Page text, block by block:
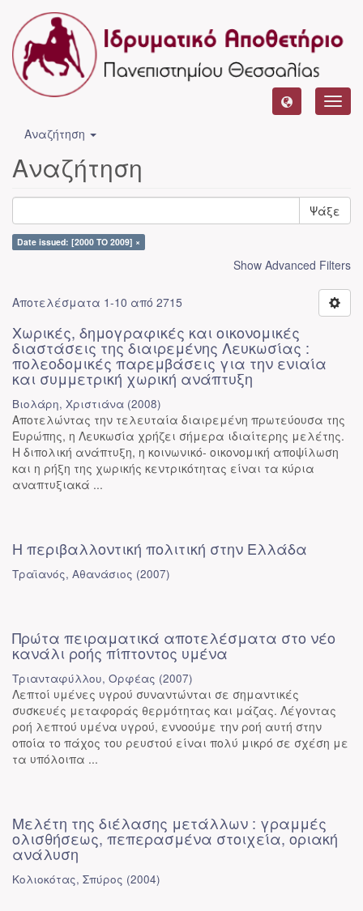
Αναζήτηση
Αναζήτηση
Ψάξε
Date issued: [2000 TO 2009] ×
Show Advanced Filters
Αποτελέσματα 1-10 από 2715
Χωρικές, δημογραφικές και οικονομικές
διαστάσεις της διαιρεμένης Λευκωσίας :
πολεοδομικές παρεμβάσεις για την ενιαία
και συμμετρική χωρική ανάπτυξη
Βιολάρη, Χριστιάνα (2008)
Αποτελώντας την τελευταία διαιρεμένη πρωτεύουσα της
Ευρώπης, η Λευκωσία χρήζει σήμερα ιδιαίτερης μελέτης.
Η διπολική ανάπτυξη, η κοινωνικό- οικονομική αποψίλωση
και η ρήξη της χωρικής κεντρικότητας είναι τα κύρια
αναπτυξιακά ...
Η περιβαλλοντική πολιτική στην Ελλάδα
Τραϊανός, Αθανάσιος (2007)
Πρώτα πειραματικά αποτελέσματα στο νέο
κανάλι ροής πίπτοντος υμένα
Τριανταφύλλου, Ορφέας (2007)
Λεπτοί υμένες υγρού συναντώνται σε σημαντικές
συσκευές μεταφοράς θερμότητας και μάζας. Λέγοντας
ροή λεπτού υμένα υγρού, εννοούμε την ροή αυτή στην
οποία το πάχος του ρευστού είναι πολύ μικρό σε σχέση με
τα υπόλοιπα ...
Μελέτη της διέλασης μετάλλων : γραμμές
ολισθήσεως, πεπερασμένα στοιχεία, οριακή
ανάλυση
Κολιοκότας, Σπύρος (2004)